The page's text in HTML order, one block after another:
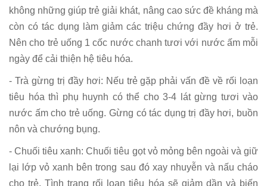
không những giúp trẻ giải khát, nâng cao sức đề kháng mà
còn có tác dụng làm giảm các triệu chứng đầy hơi ở trẻ.
Nên cho trẻ uống 1 cốc nước chanh tươi với nước ấm mỗi
ngày để cải thiện hệ tiêu hóa.
- Trà gừng trị đầy hơi: Nếu trẻ gặp phải vấn đề về rối loạn
tiêu hóa thì phụ huynh có thể cho 3-4 lát gừng tươi vào
nước ấm cho trẻ uống. Gừng có tác dụng trị đầy hơi, buồn
nôn và chướng bụng.
- Chuối tiêu xanh: Chuối tiêu gọt vỏ mỏng bên ngoài và giữ
lại lớp vỏ xanh bên trong sau đó xay nhuyễn và nấu cháo
cho trẻ. Tình trạng rối loạn tiêu hóa sẽ giảm dần và biến